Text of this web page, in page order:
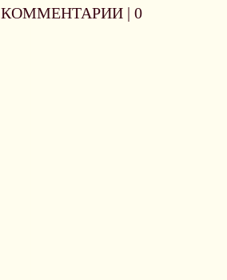
КОММЕНТАРИИ | 0